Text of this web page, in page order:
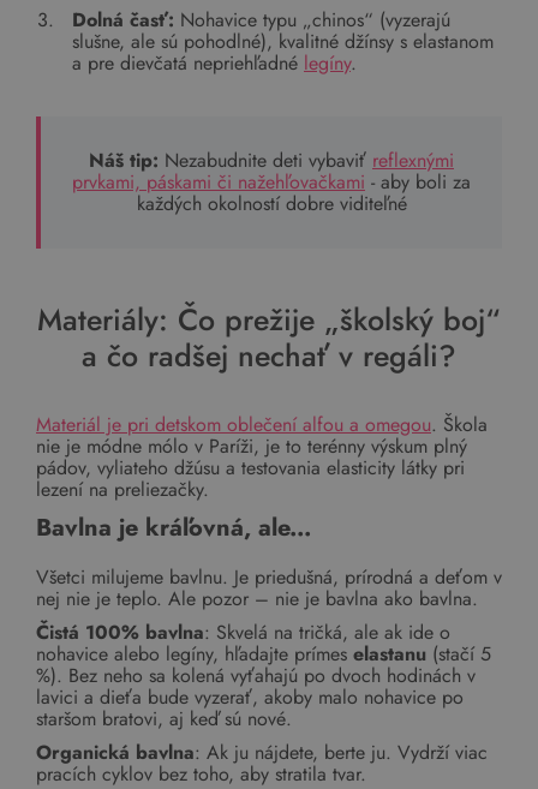
Dolná časť: Nohavice typu „chinos“ (vyzerajú
slušne, ale sú pohodlné), kvalitné džínsy s elastanom
a pre dievčatá nepriehľadné legíny.
Náš tip: Nezabudnite deti vybaviť reflexnými
prvkami, páskami či nažehľovačkami - aby boli za
každých okolností dobre viditeľné
Materiály: Čo prežije „školský boj“
a čo radšej nechať v regáli?
Materiál je pri detskom oblečení alfou a omegou. Škola
nie je módne mólo v Paríži, je to terénny výskum plný
pádov, vyliateho džúsu a testovania elasticity látky pri
lezení na preliezačky.
Bavlna je kráľovná, ale...
Všetci milujeme bavlnu. Je priedušná, prírodná a deťom v
nej nie je teplo. Ale pozor – nie je bavlna ako bavlna.
Čistá 100% bavlna: Skvelá na tričká, ale ak ide o
nohavice alebo legíny, hľadajte prímes elastanu (stačí 5
%). Bez neho sa kolená vyťahajú po dvoch hodinách v
lavici a dieťa bude vyzerať, akoby malo nohavice po
staršom bratovi, aj keď sú nové.
Organická bavlna: Ak ju nájdete, berte ju. Vydrží viac
pracích cyklov bez toho, aby stratila tvar.